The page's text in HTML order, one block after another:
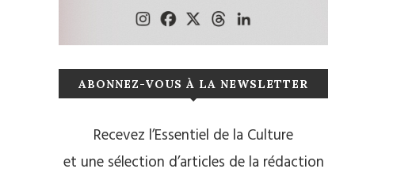
ABONNEZ-VOUS À LA NEWSLETTER
Recevez l’Essentiel de la Culture
et une sélection d’articles de la rédaction